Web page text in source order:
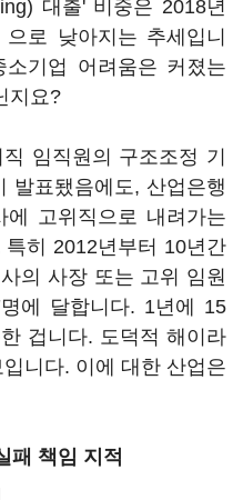
대출' 비중은 2018년
로 낮아지는 추세입니
기업 어려움은 커졌는
지요?
임직원의 구조조정 기
발표됐음에도, 산업은행
고위직으로 내려가는
히 2012년부터 10년간
의 사장 또는 고위 임원
에 달합니다. 1년에 15
겁니다. 도덕적 해이라
니다. 이에 대한 산업은
패 책임 지적